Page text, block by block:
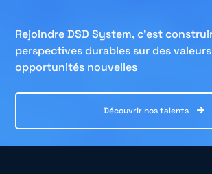
Rejoindre DSD System, c’est
perspectives durables sur des
opportunités nouvelles
Découvrir nos talents